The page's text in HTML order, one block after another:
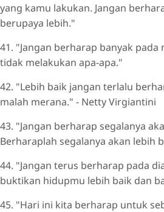
yang kamu lakukan. Jangan
berupaya lebih."
41. "Jangan berharap banyak pada
tidak melakukan apa-apa."
42. "Lebih baik jangan terlalu
malah merana." - Netty Virgiantini
43. "Jangan berharap segalanya
Berharaplah segalanya akan lebih
44. "Jangan terus berharap pada
buktikan hidupmu lebih baik dan
45. "Hari ini kita berharap untuk